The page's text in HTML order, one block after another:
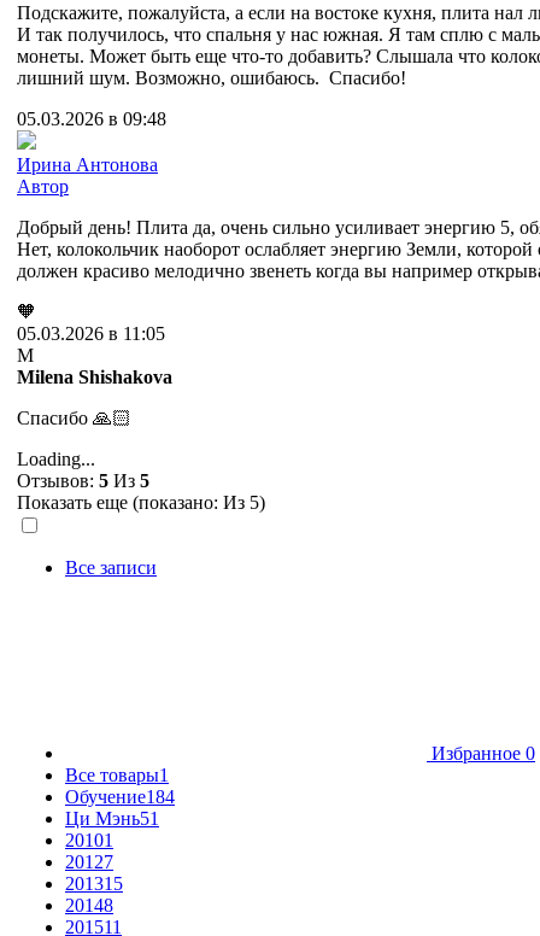
Подскажите, пожалуйста, а если на востоке кухня, плита нал
И так получилось, что спальня у нас южная. Я там сплю с
монеты. Может быть еще что-то добавить? Слышала что
лишний шум. Возможно, ошибаюсь. Спасибо!
05.03.2026 в 09:48
Ирина Антонова
Автор
Добрый день! Плита да, очень сильно усиливает энергию 5,
Нет, колокольчик наоборот ослабляет энергию Земли,
должен красиво мелодично звенеть когда вы например
🧡
05.03.2026 в 11:05
M
Milena Shishakova
Спасибо 🙏🏻
Loading...
Отзывов: 5 Из 5
Показать еще (показано: Из 5)
Все записи
Избранное 0
Все товары1
Обучение184
Ци Мэнь51
20101
20127
201315
20148
201511